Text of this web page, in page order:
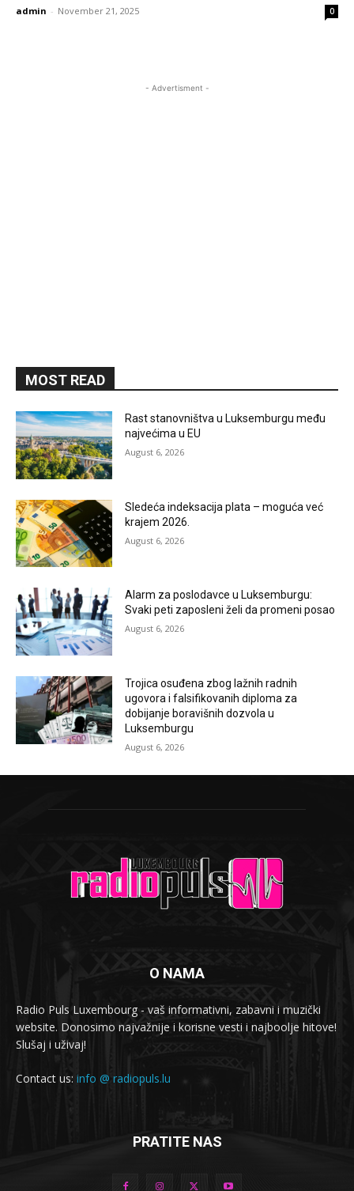
admin - November 21, 2025 0
- Advertisment -
MOST READ
Rast stanovništva u Luksemburgu među
najvećima u EU
August 6, 2026
Sledeća indeksacija plata – moguća već
krajem 2026.
August 6, 2026
Alarm za poslodavce u Luksemburgu:
Svaki peti zaposleni želi da promeni posao
August 6, 2026
Trojica osuđena zbog lažnih radnih
ugovora i falsifikovanih diploma za
dobijanje boravišnih dozvola u
Luksemburgu
August 6, 2026
O NAMA
Radio Puls Luxembourg - vaš informativni, zabavni i muzički
website. Donosimo najvažnije i korisne vesti i najboolje hitove!
Slušaj i uživaj!
Contact us: info @ radiopuls.lu
PRATITE NAS